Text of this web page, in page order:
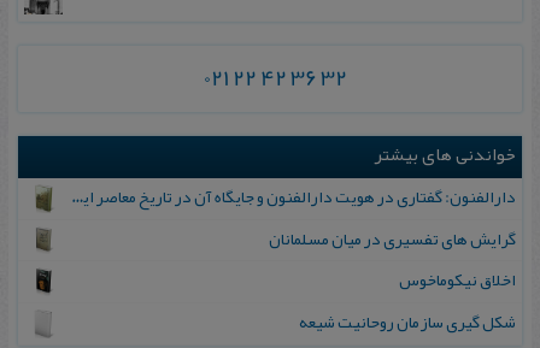
021 22 42 36 32
خواندنی های بیشتر
دارالفنون‌: گفتاری‌ در هویت‌ دارالفنون‌ و جایگاه‌ آن‌ در تاریخ‌ معاصر ایران
گرایش‌ های تفسیری در میان مسلمانان
اخلاق نیکوماخوس
ش‍ک‍ل‌ گ‍ی‍ری‌ س‍ازم‍ان‌ روح‍ان‍ی‍ت‌ ش‍ی‍ع‍ه‌